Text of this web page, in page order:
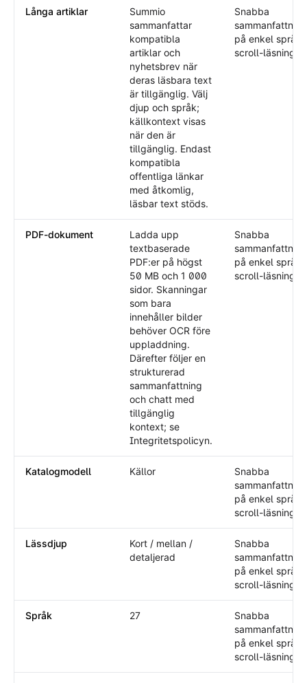
Långa artiklar
Summio
sammanfattar
kompatibla
artiklar och
nyhetsbrev när
deras läsbara text
är tillgänglig. Välj
djup och språk;
källkontext visas
när den är
tillgänglig. Endast
kompatibla
offentliga länkar
med åtkomlig,
läsbar text stöds.
Snabba
på enkel språk
scroll-läsning.
PDF-dokument
Ladda upp
textbaserade
PDF:er på högst
50 MB och 1 000
sidor. Skanningar
som bara
innehåller bilder
behöver OCR före
uppladdning.
Därefter följer en
strukturerad
sammanfattning
och chatt med
tillgänglig
kontext; se
Integritetspolicyn.
Snabba
på enkel språk
scroll-läsning.
Katalogmodell Källor
Snabba
på enkel språk
scroll-läsning.
Lässdjup
Kort / mellan /
detaljerad
Snabba
på enkel språk
scroll-läsning.
Språk 27
Snabba
på enkel språk
scroll-läsning.